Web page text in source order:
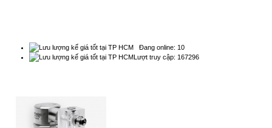
Đang online: 10
Lượt truy cập: 167296